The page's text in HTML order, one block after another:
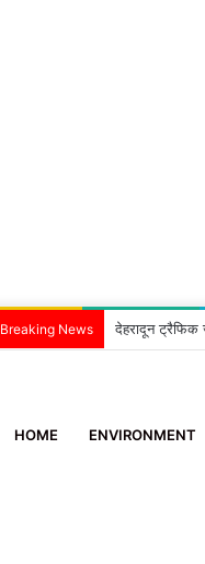
Breaking News देहरादून ट्रैफिक
HOME ENVIRONMENT